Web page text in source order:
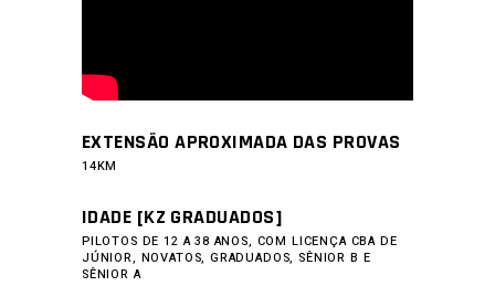
EXTENSÃO APROXIMADA DAS PROVAS
14KM
IDADE [KZ GRADUADOS]
PILOTOS DE 12 A 38 ANOS, COM LICENÇA CBA DE
JÚNIOR, NOVATOS, GRADUADOS, SÊNIOR B E
SÊNIOR A